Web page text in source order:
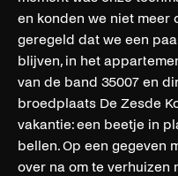
en konden we niet meer
geregeld dat we een
blijven, in het
van de band 35007 en
broedplaats De Zesde
vakantie: een beetje in
bellen. Op een gegeven
over na om te verhuizen